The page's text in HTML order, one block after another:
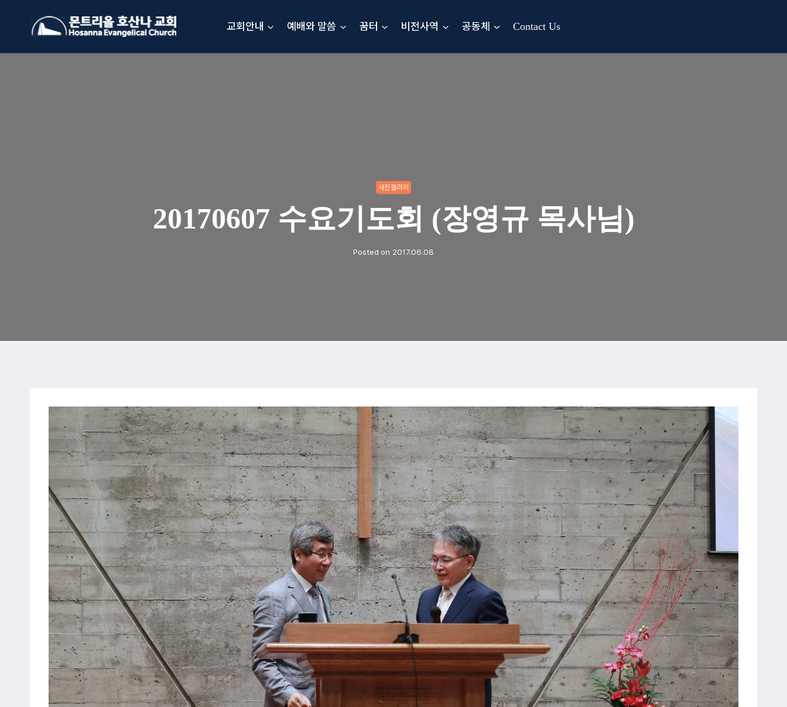
content
교회안내 예배와 말씀 꿈터 비전사역 공동체 Contact Us
사진갤러리
20170607 수요기도회 (장영규 목사님)
Posted on 2017.06.08